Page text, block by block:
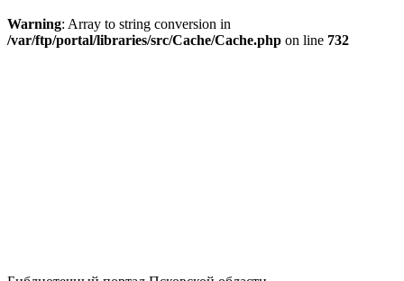
Warning: Array to string conversion in
/var/ftp/portal/libraries/src/Cache/Cache.php on line 732